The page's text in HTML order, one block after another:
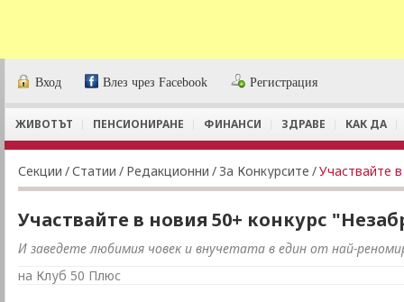
Вход Влез чрез Facebook Регистрация
ЖИВОТЪТ ПЕНСИОНИРАНЕ ФИНАНСИ ЗДРАВЕ КАК ДА
Секции /Статии / Редакционни / За Конкурсите /Участвайте
Участвайте в новия 50+ конкурс
И заведете любимия човек и внучетата в един от най-
на Клуб 50 Плюс